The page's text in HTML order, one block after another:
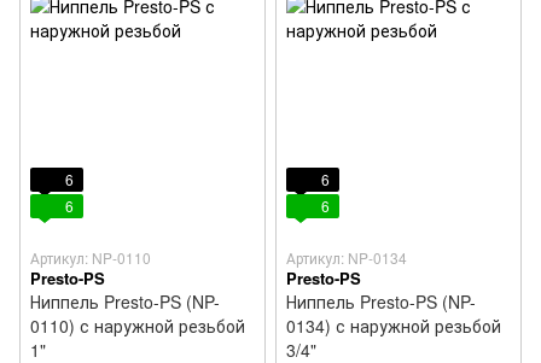
6
6
Артикул: NP-0110
Presto-PS
Ниппель Presto-PS (NP-
0110) с наружной резьбой
1"
6
6
Артикул: NP-0134
Presto-PS
Ниппель Presto-PS (NP-
0134) с наружной резьбой
3/4"